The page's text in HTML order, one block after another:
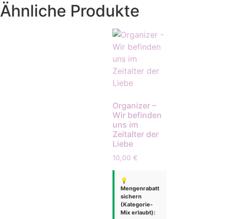
Ähnliche Produkte
Organizer –
Wir befinden
uns im
Zeitalter der
Liebe
10,00 €
💡
Mengenrabatt
sichern
(Kategorie-
Mix erlaubt):